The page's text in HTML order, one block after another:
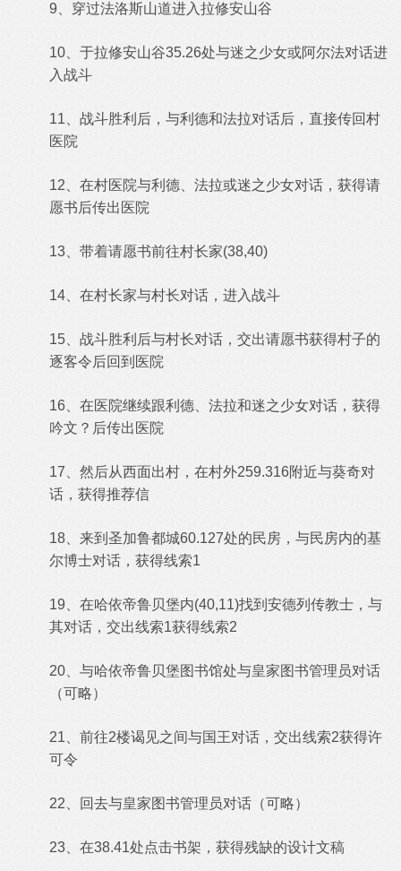
9、穿过法洛斯山道进入拉修安山谷
10、于拉修安山谷35.26处与迷之少女或阿尔法对话进
入战斗
11、战斗胜利后，与利德和法拉对话后，直接传回村
医院
12、在村医院与利德、法拉或迷之少女对话，获得请
愿书后传出医院
13、带着请愿书前往村长家(38,40)
14、在村长家与村长对话，进入战斗
15、战斗胜利后与村长对话，交出请愿书获得村子的
逐客令后回到医院
16、在医院继续跟利德、法拉和迷之少女对话，获得
吟文？后传出医院
17、然后从西面出村，在村外259.316附近与葵奇对
话，获得推荐信
18、来到圣加鲁都城60.127处的民房，与民房内的基
尔博士对话，获得线索1
19、在哈依帝鲁贝堡内(40,11)找到安德列传教士，与
其对话，交出线索1获得线索2
20、与哈依帝鲁贝堡图书馆处与皇家图书管理员对话
（可略）
21、前往2楼谒见之间与国王对话，交出线索2获得许
可令
22、回去与皇家图书管理员对话（可略）
23、在38.41处点击书架，获得残缺的设计文稿